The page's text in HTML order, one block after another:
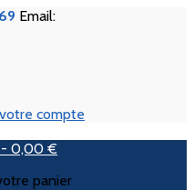
Email:
compte
- 0,00 €
panier